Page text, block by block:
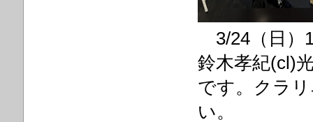
3/24（日）
鈴木孝紀(cl)
です。クラ
い。